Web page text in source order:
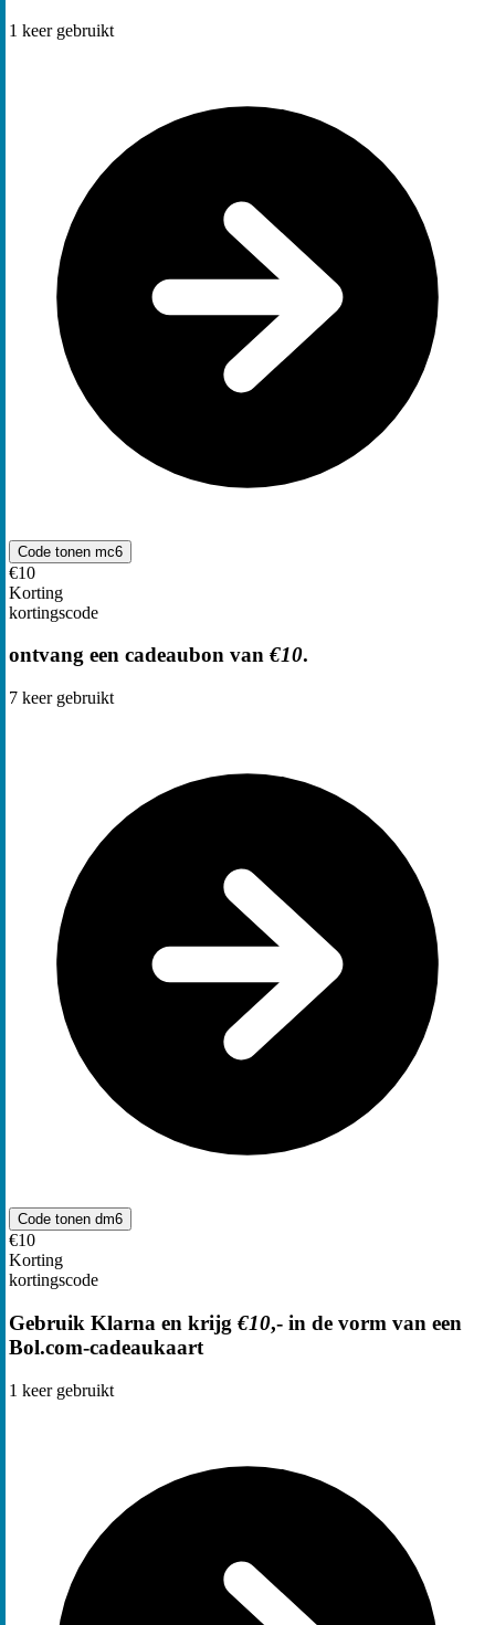
1 keer gebruikt
Code tonen mc6
€10
Korting
kortingscode
ontvang een cadeaubon van €10.
7 keer gebruikt
Code tonen dm6
€10
Korting
kortingscode
Gebruik Klarna en krijg €10,- in de vorm van een
Bol.com-cadeaukaart
1 keer gebruikt